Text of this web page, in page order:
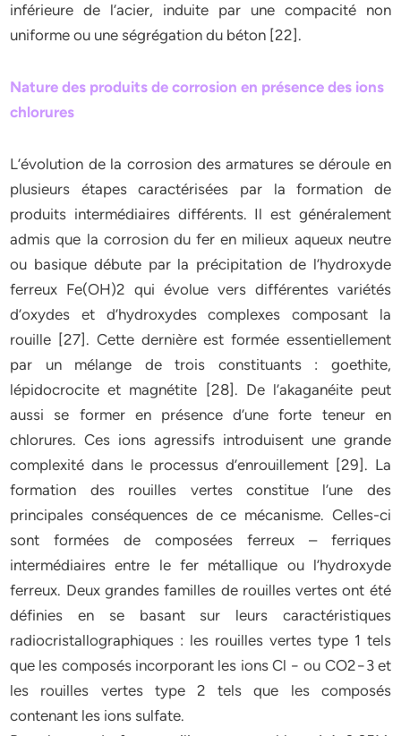
inférieure de l’acier, induite par une compacité non
uniforme ou une ségrégation du béton [22].
Nature des produits de corrosion en présence des ions
chlorures
L’évolution de la corrosion des armatures se déroule en
plusieurs étapes caractérisées par la formation de
produits intermédiaires différents. Il est généralement
admis que la corrosion du fer en milieux aqueux neutre
ou basique débute par la précipitation de l’hydroxyde
ferreux Fe(OH)2 qui évolue vers différentes variétés
d’oxydes et d’hydroxydes complexes composant la
rouille [27]. Cette dernière est formée essentiellement
par un mélange de trois constituants : goethite,
lépidocrocite et magnétite [28]. De l’akaganéite peut
aussi se former en présence d’une forte teneur en
chlorures. Ces ions agressifs introduisent une grande
complexité dans le processus d’enrouillement [29]. La
formation des rouilles vertes constitue l’une des
principales conséquences de ce mécanisme. Celles-ci
sont formées de composées ferreux – ferriques
intermédiaires entre le fer métallique ou l’hydroxyde
ferreux. Deux grandes familles de rouilles vertes ont été
définies en se basant sur leurs caractéristiques
radiocristallographiques : les rouilles vertes type 1 tels
que les composés incorporant les ions Cl − ou CO2−3 et
les rouilles vertes type 2 tels que les composés
contenant les ions sulfate.